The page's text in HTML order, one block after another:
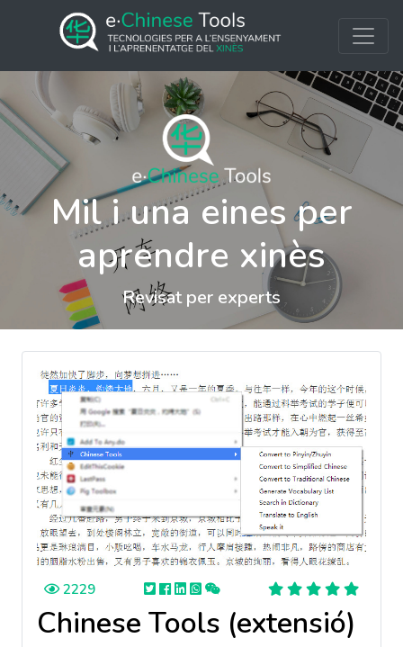
Mil i una eines per
aprendre xinès
Revisat per experts
2229
Chinese Tools (extensió)